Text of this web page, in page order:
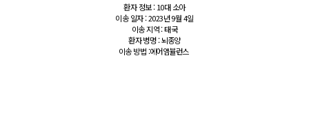
환자 정보 : 10대 소아
이송 일자 : 2023년 9월 4일
이송 지역 : 태국
환자 병명 : 뇌종양
이송 방법 :에어앰뷸런스